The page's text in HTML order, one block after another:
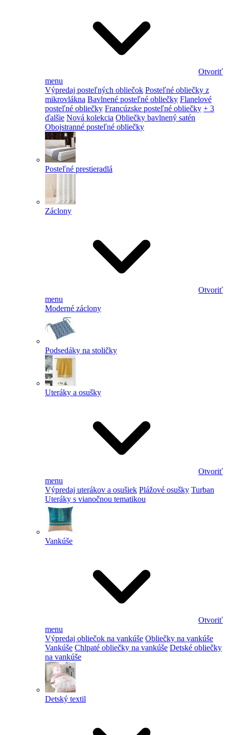
Otvoriť
menu
Výpredaj posteľných obliečok Posteľné obliečky z
mikrovlákna Bavlnené posteľné obliečky Flanelové
posteľné obliečky Francúzske posteľné obliečky + 3
ďalšie Nová kolekcia Obliečky bavlnený satén
Obojstranné posteľné obliečky
Posteľné prestieradlá
Záclony
Otvoriť
menu
Moderné záclony
Podsedáky na stoličky
Uteráky a osušky
Otvoriť
menu
Výpredaj uterákov a osušiek Plážové osušky Turban
Uteráky s vianočnou tematikou
Vankúše
Otvoriť
menu
Výpredaj obliečok na vankúše Obliečky na vankúše
Vankúše Chlpaté obliečky na vankúše Detské obliečky
na vankúše
Detský textil